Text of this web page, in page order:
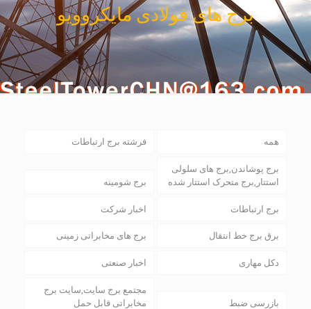
برج های فولادی مایکروویو
همه فرشته برج ارتباطات
برج پوشاندن,برج های سلولی
استتار,برج متحرک استتار شده
برج شومینه
برج ارتباطات اخبار شرکت
برق برج خط انتقال برج های مخابراتی زمینی
دکل مهاری اخبار صنعتی
بازرسی ضبط
مجتمع برج سایت,سایت برج
مخابراتی قابل حمل